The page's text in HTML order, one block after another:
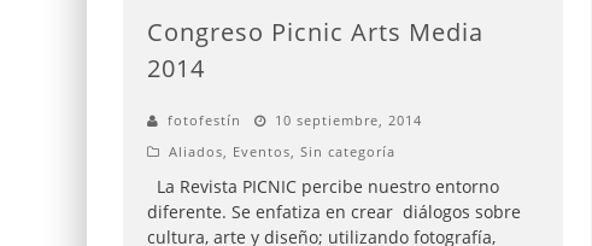
Congreso Picnic Arts Media
2014
fotofestín
10 septiembre, 2014
Aliados
Eventos Sin categoría
La Revista PICNIC percibe nuestro entorno
diferente. Se enfatiza en crear diálogos sobre
cultura, arte y diseño; utilizando fotografía,